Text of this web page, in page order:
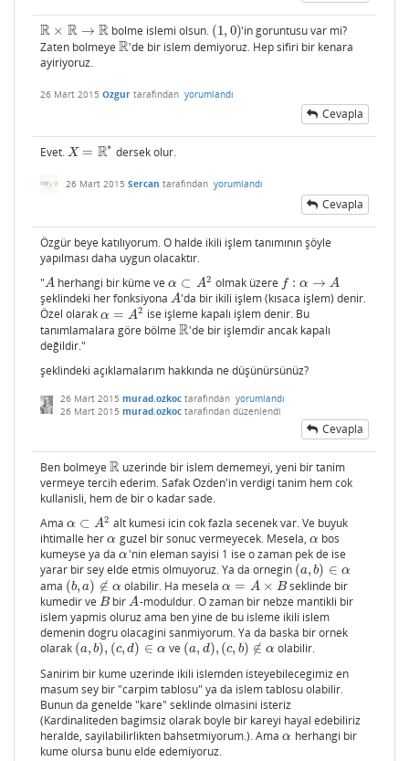
R × R → R
R× R→R bolme islemi olsun. (1, 0)
(1,0) 'in goruntusu var mi?
Zaten bolmeye R
R 'de bir islem demiyoruz. Hep sifiri bir kenara
ayiriyoruz.
26 Mart 2015 Ozgur tarafından yorumlandı
Cevapla
Evet. X = R∗
X= R∗ dersek olur.
26 Mart 2015 Sercan tarafından yorumlandı
Cevapla
Özgür beye katılıyorum. O halde ikili işlem tanımının şöyle
yapılması daha uygun olacaktır.
"A
A herhangi bir küme veα ⊂ A2
α⊂A 2 olmak üzere f : α → A
f:α→A
şeklindeki her fonksiyona A
A'da bir ikili işlem (kısaca işlem) denir.
Özel olarak α = A2
α= A2
ise işleme kapalı işlem denir. Bu
tanımlamalara göre bölme R
R 'de bir işlemdir ancak kapalı
değildir."
şeklindeki açıklamalarım hakkında ne düşünürsünüz?
26 Mart 2015 murad.ozkoc tarafından yorumlandı
26 Mart 2015 murad.ozkoc tarafından düzenlendi
Cevapla
Ben bolmeye R
R uzerinde bir islem dememeyi, yeni bir tanim
vermeye tercih ederim. Safak Ozden'in verdigi tanim hem cok
kullanisli, hem de bir o kadar sade.
Ama α ⊂ A2
α⊂A 2
alt kumesi icin cok fazla secenek var. Ve buyuk
ihtimalle her α
α guzel bir sonuc vermeyecek. Mesela, α
α bos
kumeyse ya da α
α 'nin eleman sayisi 1 ise o zaman pek de ise
yarar bir sey elde etmis olmuyoruz. Ya da ornegin (a, b) ∈ α
(a,b)∈ α
ama (b, a) ∉ α
(b,a)∉ α olabilir. Ha meselaα = A × B
α= A× B
seklinde bir
kumedir ve B
B birA
A -moduldur. O zaman bir nebze mantikli bir
islem yapmis oluruz ama ben yine de bu isleme ikili islem
demenin dogru olacagini sanmiyorum. Ya da baska bir ornek
olarak (a, b), (c, d) ∈ α
(a,b),(c ,d)∈α ve (a, d), (c, b) ∉ α
(a,d),(c b)∉α
olabilir.
Sanirim bir kume uzerinde ikili islemden isteyebilecegimiz en
masum sey bir "carpim tablosu" ya da islem tablosu olabilir.
Bunun da genelde "kare" seklinde olmasini isteriz
(Kardinaliteden bagimsiz olarak boyle bir kareyi hayal edebiliriz
heralde, sayilabilirlikten bahsetmiyorum.). Ama α
α herhangi bir
kume olursa bunu elde edemiyoruz.